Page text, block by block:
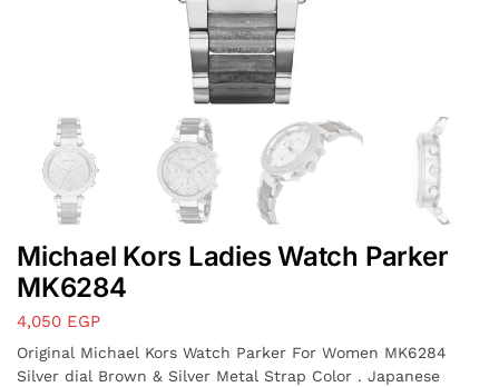
Michael Kors Ladies Watch Parker
MK6284
4,050 EGP
Original Michael Kors Watch Parker For Women MK6284
Silver dial Brown & Silver Metal Strap Color . Japanese